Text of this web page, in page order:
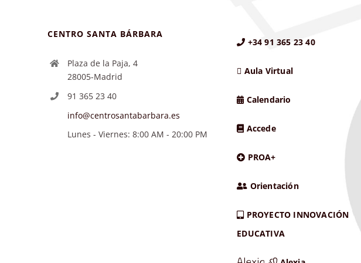
CENTRO SANTA BÁRBARA
Plaza de la Paja, 4
28005-Madrid
91 365 23 40
info@centrosantabarbara.es
Lunes - Viernes: 8:00 AM - 20:00 PM
+34 91 365 23 40
Aula Virtual
Calendario
Accede
PROA+
Orientación
PROYECTO INNOVACIÓN
EDUCATIVA